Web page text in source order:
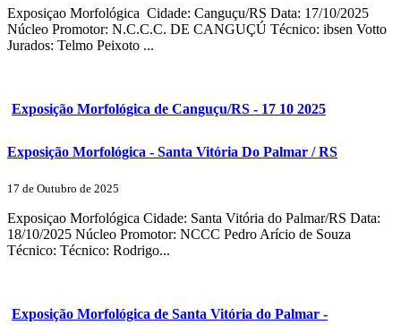
Exposiçao Morfológica Cidade: Canguçu/RS Data: 17/10/2025
Núcleo Promotor: N.C.C.C. DE CANGUÇÚ Técnico: ibsen Votto
Jurados: Telmo Peixoto ...
Exposição Morfológica de Canguçu/RS - 17 10 2025
Exposição Morfológica - Santa Vitória Do Palmar / RS
17 de Outubro de 2025
Exposiçao Morfológica Cidade: Santa Vitória do Palmar/RS Data:
18/10/2025 Núcleo Promotor: NCCC Pedro Arício de Souza
Técnico: Técnico: Rodrigo...
Exposição Morfológica de Santa Vitória do Palmar -